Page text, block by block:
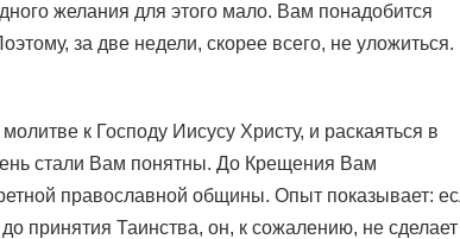
желания для этого мало. Вам понадобится
за две недели, скорее всего, не уложиться.
к Господу Иисусу Христу, и раскаяться в
стали Вам понятны. До Крещения Вам
православной общины. Опыт показывает:
принятия Таинства, он, к сожалению, не сделает